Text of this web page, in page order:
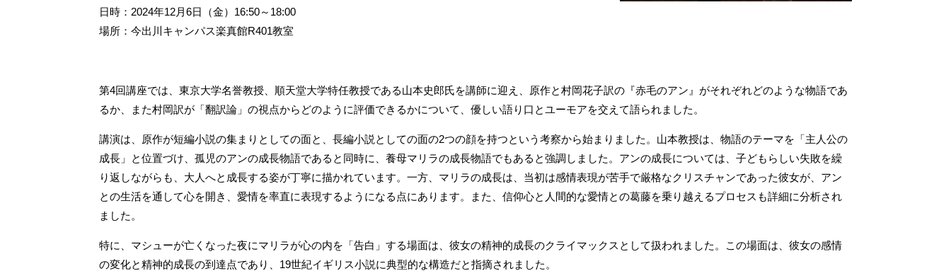
日時：2024年12月6日（金）16:50～18:00
場所：今出川キャンパス楽真館R401教室
第4回講座では、東京大学名誉教授、順天堂大学特任教授である山本史郎氏を講師に迎え、原作と村岡花子訳の『赤毛のアン』がそれぞれどのような物語であ
るか、また村岡訳が「翻訳論」の視点からどのように評価できるかについて、優しい語り口とユーモアを交えて語られました。
講演は、原作が短編小説の集まりとしての面と、長編小説としての面の2つの顔を持つという考察から始まりました。山本教授は、物語のテーマを「主人公の
成長」と位置づけ、孤児のアンの成長物語であると同時に、養母マリラの成長物語でもあると強調しました。アンの成長については、子どもらしい失敗を繰
り返しながらも、大人へと成長する姿が丁寧に描かれています。一方、マリラの成長は、当初は感情表現が苦手で厳格なクリスチャンであった彼女が、アン
との生活を通して心を開き、愛情を率直に表現するようになる点にあります。また、信仰心と人間的な愛情との葛藤を乗り越えるプロセスも詳細に分析され
ました。
特に、マシューが亡くなった夜にマリラが心の内を「告白」する場面は、彼女の精神的成長のクライマックスとして扱われました。この場面は、彼女の感情
の変化と精神的成長の到達点であり、19世紀イギリス小説に典型的な構造だと指摘されました。